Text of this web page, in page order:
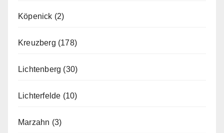
Köpenick (2)
Kreuzberg (178)
Lichtenberg (30)
Lichterfelde (10)
Marzahn (3)